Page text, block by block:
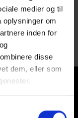
medier og til
om
inden for
disse
dem, eller som